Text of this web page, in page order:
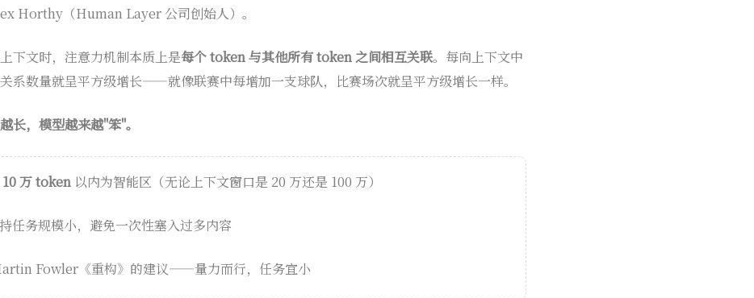
Horthy（Human Layer 公司创始人）。
下文时，注意力机制本质上是每个 token 与其他所有 token 之间相互关联。每向上下文中
系数量就呈平方级增长——就像联赛中每增加一支球队，比赛场次就呈平方级增长一样。
长，模型越来越"笨"。
10 万 token 以内为智能区（无论上下文窗口是 20 万还是 100 万）
任务规模小，避免一次性塞入过多内容
Fowler《重构》的建议——量力而行，任务宜小